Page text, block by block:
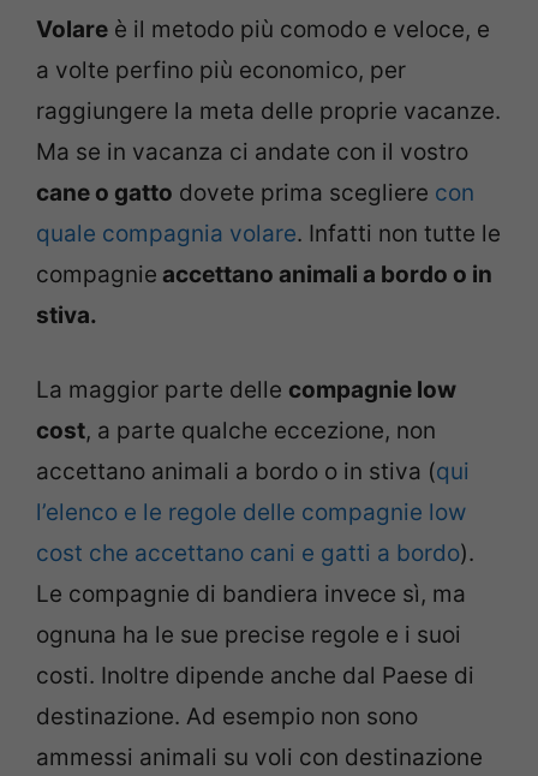
Volare è il metodo più comodo e veloce, e
a volte perfino più economico, per
raggiungere la meta delle proprie vacanze.
Ma se in vacanza ci andate con il vostro
cane o gatto dovete prima scegliere con
quale compagnia volare. Infatti non tutte le
compagnie accettano animali a bordo o in
stiva.
La maggior parte delle compagnie low
cost, a parte qualche eccezione, non
accettano animali a bordo o in stiva (qui
l’elenco e le regole delle compagnie low
cost che accettano cani e gatti a bordo).
Le compagnie di bandiera invece sì, ma
ognuna ha le sue precise regole e i suoi
costi. Inoltre dipende anche dal Paese di
destinazione. Ad esempio non sono
ammessi animali su voli con destinazione